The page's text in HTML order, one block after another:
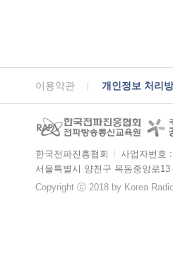
이용약관 개인정보 처리
한국전파진흥협회 사업자번호
서울특별시 양천구 목동중앙로
Copyright ⓒ 2018 by Korea